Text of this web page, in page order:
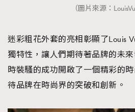
AFrenchMind
EmpowerF
FashionWeek
（圖片來源：
迷彩粗花外套的亮相彰顯了Louis
獨特性，讓人們期待著品牌的未
時裝騷的成功開啟了一個精彩的
待品牌在時尚界的突破和創新。